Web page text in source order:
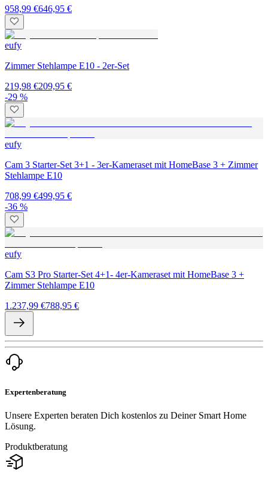
958,99 €646,95 €
eufy
Zimmer Stehlampe E10 - 2er-Set
219,98 €209,95 €
-29 %
eufy
Cam 3 Starter-Set 3+1 - 3er-Kameraset mit HomeBase 3 + Zimmer
Stehlampe E10
708,99 €499,95 €
-36 %
eufy
Cam S3 Pro Starter-Set 4+1- 4er-Kameraset mit HomeBase 3 +
Zimmer Stehlampe E10
1.237,99 €788,95 €
Expertenberatung
Unsere Experten beraten Dich kostenlos zu Deiner Smart Home
Lösung.
Produktberatung